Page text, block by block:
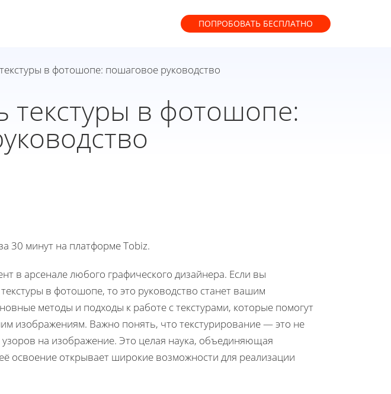
ПОПРОБОВАТЬ БЕСПЛАТНО
в фотошопе: пошаговое руководство
текстуры в фотошопе:
30 минут на платформе Tobiz.
в арсенале любого графического дизайнера. Если вы
в фотошопе, то это руководство станет вашим
методы и подходы к работе с текстурами, которые помогут
изображениям. Важно понять, что текстурирование — это не
на изображение. Это целая наука, объединяющая
освоение открывает широкие возможности для реализации